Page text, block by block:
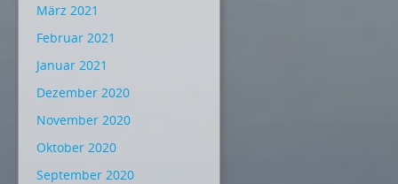
März 2021
Februar 2021
Januar 2021
Dezember 2020
November 2020
Oktober 2020
September 2020